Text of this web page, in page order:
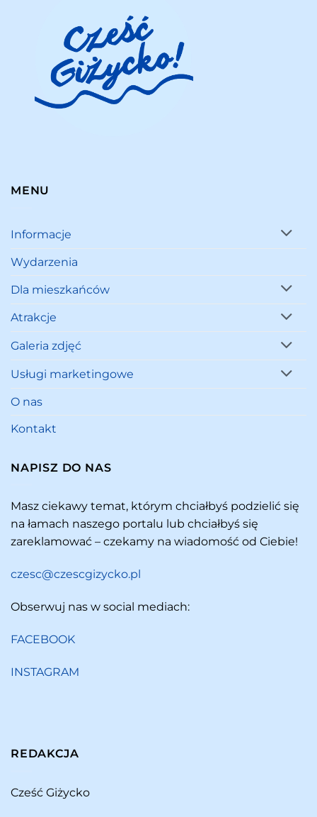
MENU
Informacje
Wydarzenia
Dla mieszkańców
Atrakcje
Galeria zdjęć
Usługi marketingowe
O nas
Kontakt
NAPISZ DO NAS
Masz ciekawy temat, którym chciałbyś podzielić się
na łamach naszego portalu lub chciałbyś się
zareklamować – czekamy na wiadomość od Ciebie!
czesc@czescgizycko.pl
Obserwuj nas w social mediach:
FACEBOOK
INSTAGRAM
REDAKCJA
Cześć Giżycko